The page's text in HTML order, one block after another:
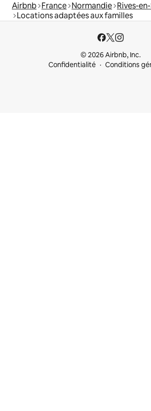
Airbnb France Normandie Rives-
Locations adaptées aux familles
© 2026 Airbnb, Inc.
Confidentialité
Conditions